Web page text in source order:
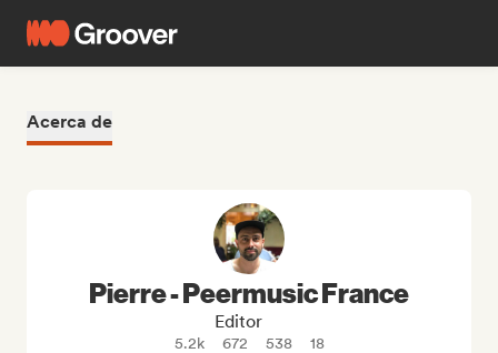
Acerca de
Pierre - Peermusic France
Editor
5.2k 672 538 18